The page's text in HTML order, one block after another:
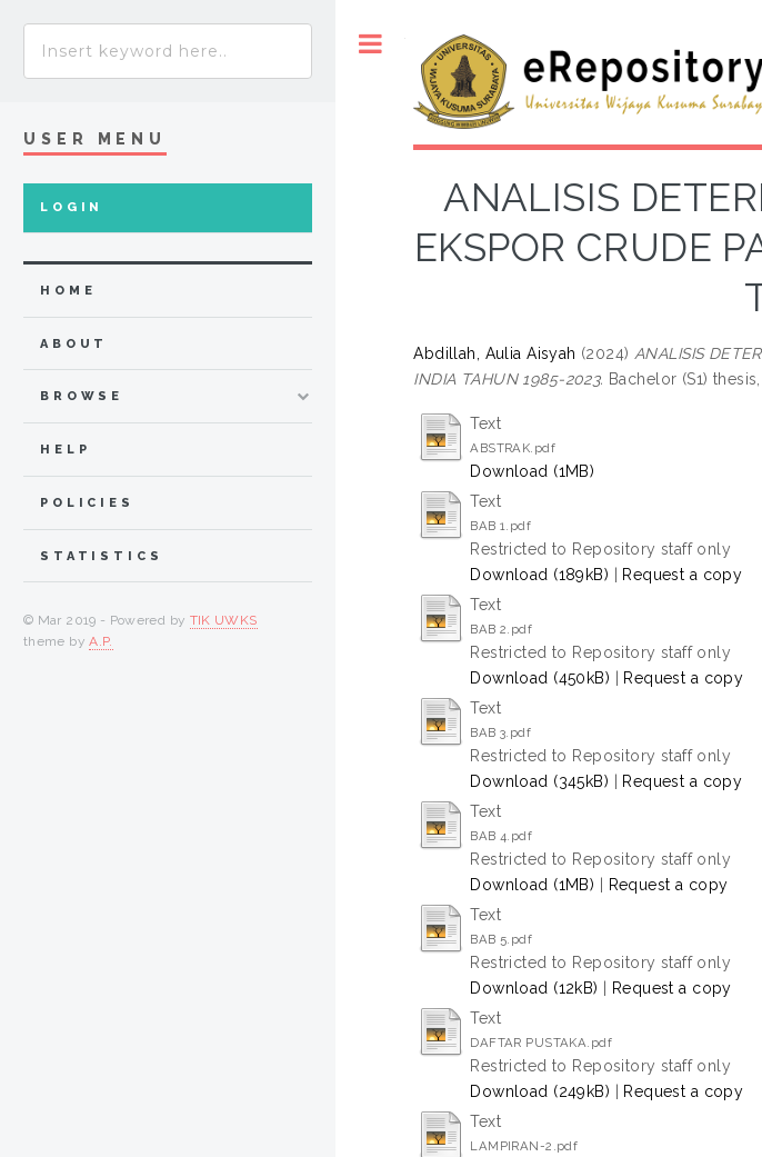
ANALISIS
EKSPOR CRUDE
Abdillah, Aulia Aisyah (2024) ANALISIS
INDIA TAHUN 1985-2023. Bachelor (S1)
Text
ABSTRAK.pdf
Download (1MB)
Text
BAB 1.pdf
Restricted to Repository staff only
Download (189kB)
Request a copy
Text
BAB 2.pdf
Restricted to Repository staff only
Download (450kB)
Request a copy
Text
BAB 3.pdf
Restricted to Repository staff only
Download (345kB)
Request a copy
Text
BAB 4.pdf
Restricted to Repository staff only
Download (1MB)
Request a copy
Text
BAB 5.pdf
Restricted to Repository staff only
Download (12kB)
Request a copy
Text
DAFTAR PUSTAKA.pdf
Restricted to Repository staff only
Download (249kB)
Request a copy
Text
LAMPIRAN-2.pdf
USER MENU
LOGIN
HOME
ABOUT
BROWSE
HELP
POLICIES
STATISTICS
© Mar 2019 - Powered by TIK UWKS
theme byA.P.
Toggle